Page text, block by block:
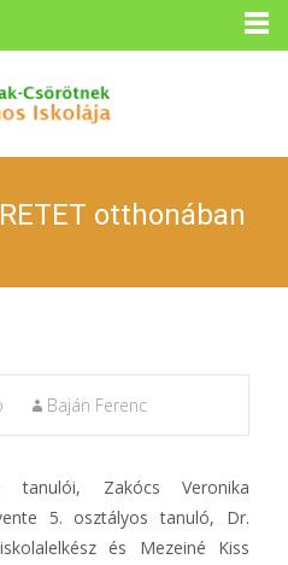
otthonában
Baján Ferenc
tanulói, Zakócs Veronika
5. osztályos tanuló, Dr.
és Mezeiné Kiss